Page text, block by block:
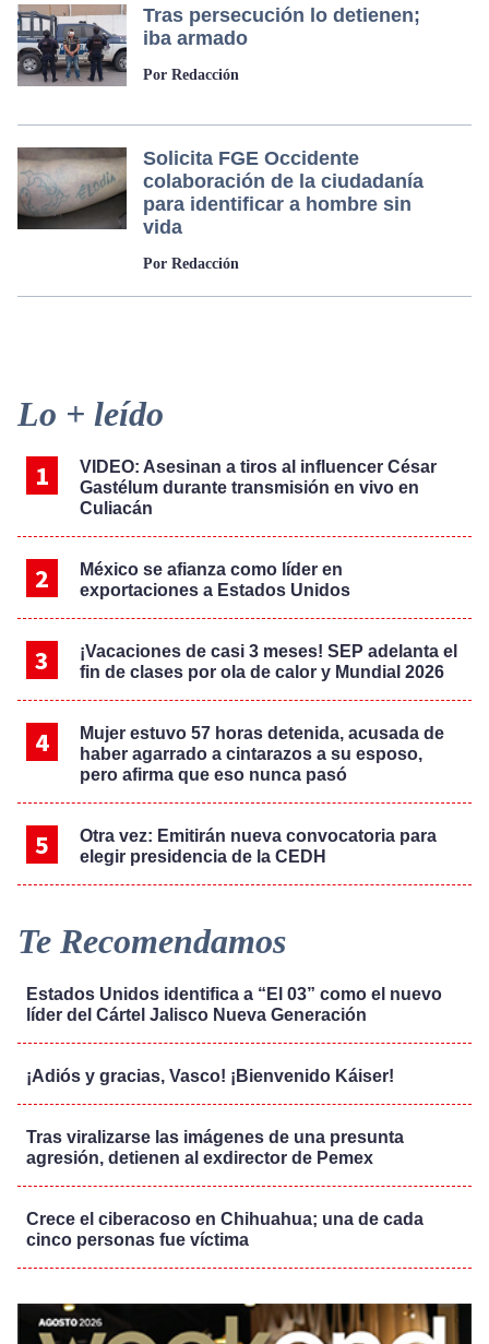
Tras persecución lo detienen;
iba armado
Por Redacción
Solicita FGE Occidente
colaboración de la ciudadanía
para identificar a hombre sin
vida
Por Redacción
Primary
Sidebar
Lo + leído
VIDEO: Asesinan a tiros al influencer César
Gastélum durante transmisión en vivo en
Culiacán
México se afianza como líder en
exportaciones a Estados Unidos
¡Vacaciones de casi 3 meses! SEP adelanta el
fin de clases por ola de calor y Mundial 2026
Mujer estuvo 57 horas detenida, acusada de
haber agarrado a cintarazos a su esposo,
pero afirma que eso nunca pasó
Otra vez: Emitirán nueva convocatoria para
elegir presidencia de la CEDH
Te Recomendamos
Estados Unidos identifica a “El 03” como el nuevo
líder del Cártel Jalisco Nueva Generación
¡Adiós y gracias, Vasco! ¡Bienvenido Káiser!
Tras viralizarse las imágenes de una presunta
agresión, detienen al exdirector de Pemex
Crece el ciberacoso en Chihuahua; una de cada
cinco personas fue víctima